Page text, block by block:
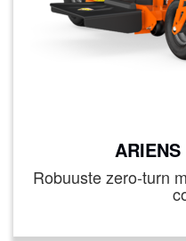
Robuuste zero-turn